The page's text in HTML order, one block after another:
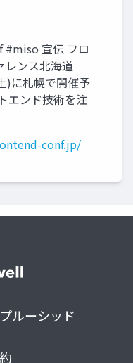
宣伝 フロ
レンス北海道
)に札幌で開催予
エンド技術を注
conf.jp/
ルーシッド